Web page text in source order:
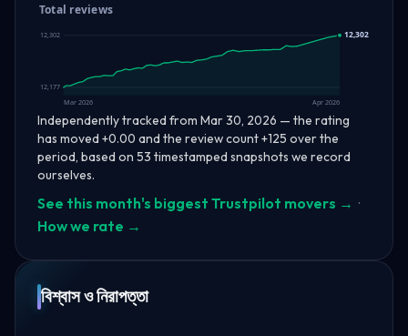
Total reviews
12,302
12,177
12,302
Mar 2026 Apr 2026
Independently tracked from Mar 30, 2026 — the rating
has moved +0.00 and the review count +125 over the
period, based on 53 timestamped snapshots we record
ourselves.
See this month's biggest Trustpilot movers → ·
How we rate →
বিশ্বাস ও নিরাপত্তা